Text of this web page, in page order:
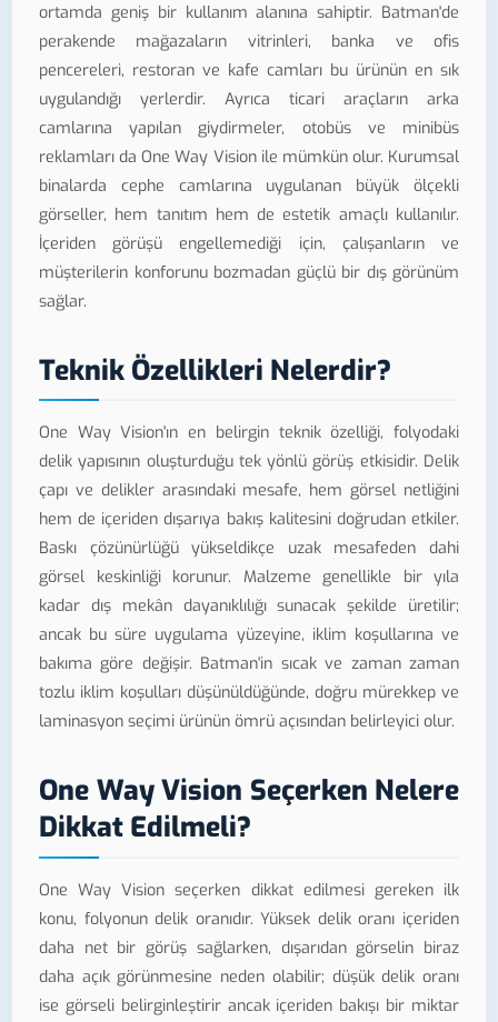
ortamda geniş bir kullanım alanına sahiptir. Batman'de
perakende mağazaların vitrinleri, banka ve ofis
pencereleri, restoran ve kafe camları bu ürünün en sık
uygulandığı yerlerdir. Ayrıca ticari araçların arka
camlarına yapılan giydirmeler, otobüs ve minibüs
reklamları da One Way Vision ile mümkün olur. Kurumsal
binalarda cephe camlarına uygulanan büyük ölçekli
görseller, hem tanıtım hem de estetik amaçlı kullanılır.
İçeriden görüşü engellemediği için, çalışanların ve
müşterilerin konforunu bozmadan güçlü bir dış görünüm
sağlar.
Teknik Özellikleri Nelerdir?
One Way Vision'ın en belirgin teknik özelliği, folyodaki
delik yapısının oluşturduğu tek yönlü görüş etkisidir. Delik
çapı ve delikler arasındaki mesafe, hem görsel netliğini
hem de içeriden dışarıya bakış kalitesini doğrudan etkiler.
Baskı çözünürlüğü yükseldikçe uzak mesafeden dahi
görsel keskinliği korunur. Malzeme genellikle bir yıla
kadar dış mekân dayanıklılığı sunacak şekilde üretilir;
ancak bu süre uygulama yüzeyine, iklim koşullarına ve
bakıma göre değişir. Batman'in sıcak ve zaman zaman
tozlu iklim koşulları düşünüldüğünde, doğru mürekkep ve
laminasyon seçimi ürünün ömrü açısından belirleyici olur.
One Way Vision Seçerken Nelere
Dikkat Edilmeli?
One Way Vision seçerken dikkat edilmesi gereken ilk
konu, folyonun delik oranıdır. Yüksek delik oranı içeriden
daha net bir görüş sağlarken, dışarıdan görselin biraz
daha açık görünmesine neden olabilir; düşük delik oranı
ise görseli belirginleştirir ancak içeriden bakışı bir miktar